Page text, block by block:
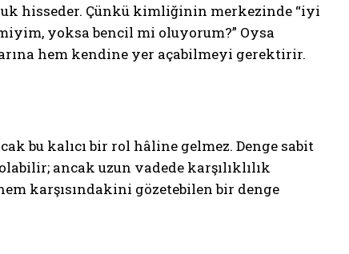
hisseder. Çünkü kimliğinin merkezinde “iyi
yoksa bencil mi oluyorum?” Oysa
hem kendine yer açabilmeyi gerektirir.
bu kalıcı bir rol hâline gelmez. Denge sabit
ancak uzun vadede karşılıklılık
karşısındakini gözetebilen bir denge